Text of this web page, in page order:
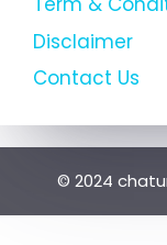
Disclaimer
Contact Us
© 2024